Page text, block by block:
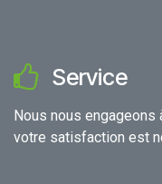
Service
Nous nous
votre satisfaction est